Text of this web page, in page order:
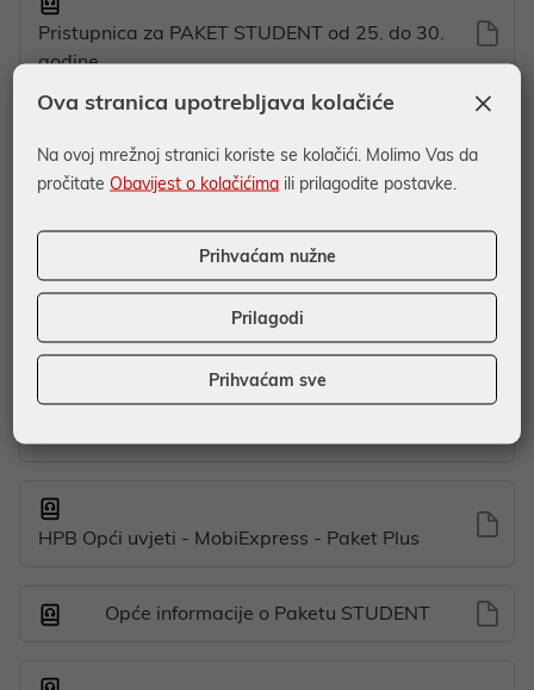
Pristupnica za PAKET STUDENT od 25. do 30.
godine
Pristupnica za PAKET STUDENT do 25. godine
Informativni dokument o naknadama za PAKET
STUDENT do 25. godine
Informativni dokument o naknadama za PAKET
HPB Opći uvjeti - MobiExpress - Paket Plus
Opće informacije o Paketu STUDENT
×
Ova stranica upotrebljava kolačiće
Na ovoj mrežnoj stranici koriste se kolačići. Molimo Vas da
pročitateObavijest o kolačićima ili prilagodite postavke.
Prihvaćam nužne
Prilagodi
Prihvaćam sve